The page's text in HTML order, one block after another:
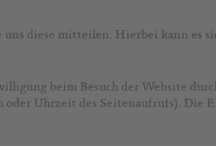
diese mitteilen. Hierbei kann es
beim Besuch der Website
Uhrzeit des Seitenaufrufs). Die